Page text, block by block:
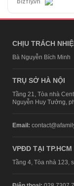
CHỊU TRÁCH
Bà Nguyễn Bích Minh
TRỤ SỞ HÀ NỘI
Tầng 21, Tòa nhà
Nguyễn Huy Tưởng,
Email:
VPĐD TẠI TP.HCM
Tầng 4, Tòa nhà 123,